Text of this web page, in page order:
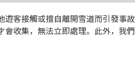
客接觸或擅自離開雪道而引發事
收集，無法立即處理。此外，我們